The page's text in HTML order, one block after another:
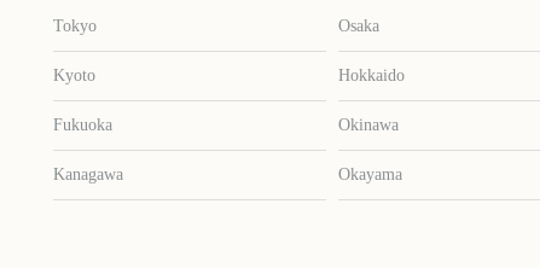
Tokyo Osaka
Kyoto Hokkaido
Fukuoka Okinawa
Kanagawa Okayama